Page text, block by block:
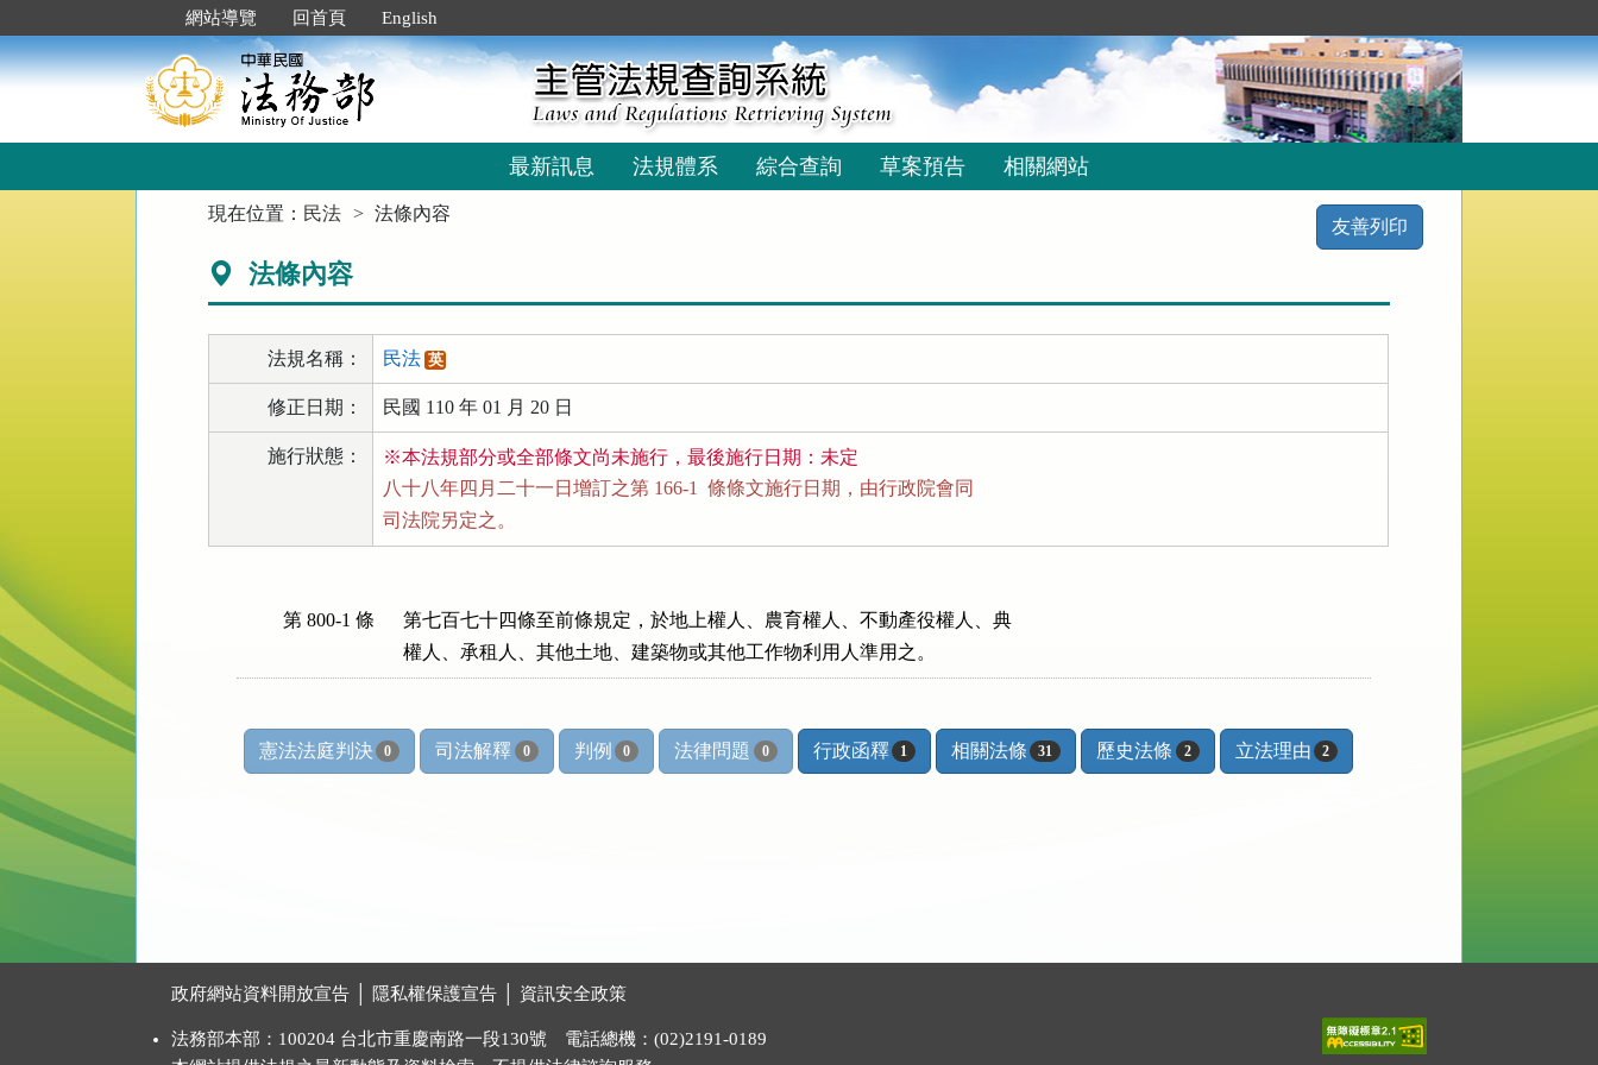
到
主
要
網站導覽 回首頁 English
最新訊息 法規體系 綜合查詢 草案預告 相關網站
現在位置： 民法 法條內容
友善列印
法條內容
法規名稱： 民法 英
修正日期： 民國 110 年 01 月 20 日
施行狀態：
※本法規部分或全部條文尚未施行，最後施行日期：未定
八十八年四月二十一日增訂之第 166-1  條條文施行日期，由行政院會同
司法院另定之。
第 800-1 條
第七百七十四條至前條規定，於地上權人、農育權人、不動產役權人、典
權人、承租人、其他土地、建築物或其他工作物利用人準用之。
憲法法庭判決 0 司法解釋 0 判例 0 法律問題 0 行政函釋 1 相關法條 31 歷史法條 2 立法理由 2
政府網站資料開放宣告 隱私權保護宣告 資訊安全政策
法務部本部：100204 台北市重慶南路一段130號 電話總機：(02)2191-0189